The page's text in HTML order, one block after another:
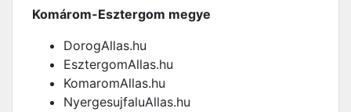
Komárom-Esztergom megye
DorogAllas.hu
EsztergomAllas.hu
KomaromAllas.hu
NyergesujfaluAllas.hu